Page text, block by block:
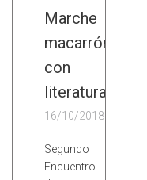
Marche
macarrón
con
literatura
16/10/2018
Segundo
Encuentro